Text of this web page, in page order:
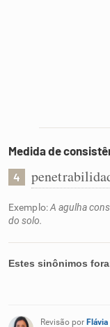
Medida de
4
Exemplo:A agulha
do solo.
Estes sinônimos
Revisão por